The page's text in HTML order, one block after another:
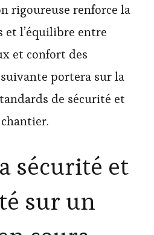
rigoureuse renforce la
et l’équilibre entre
et confort des
portera sur la
de sécurité et
sécurité et
sur un